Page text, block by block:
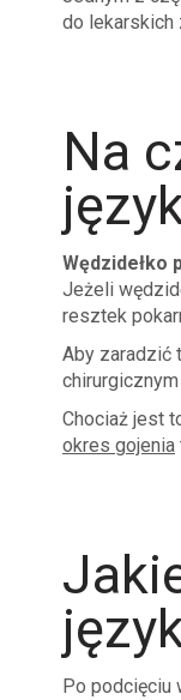
do lekarskich
Na
Wędzidełko
Jeżeli
resztek
Aby zaradzić
Chociaż jest
okres gojenia
Po podcięciu